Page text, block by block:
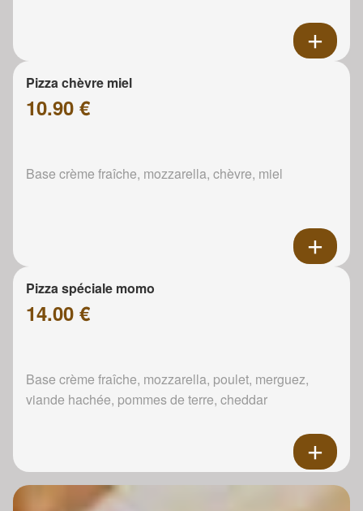
Pizza chèvre miel
10.90 €
Base crème fraîche, mozzarella, chèvre, miel
Pizza spéciale momo
14.00 €
Base crème fraîche, mozzarella, poulet, merguez,
viande hachée, pommes de terre, cheddar